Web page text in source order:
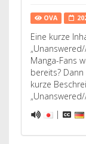
OVA
Eine kurze
Manga-Fans
bereits?
kurze
|